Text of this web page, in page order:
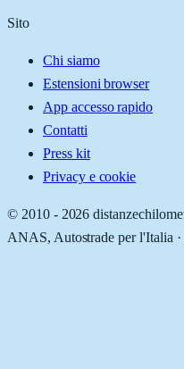
Sito
Chi siamo
Estensioni browser
App accesso rapido
Contatti
Press kit
Privacy e cookie
© 2010 - 2026
ANAS, Autostrade per l'Italia